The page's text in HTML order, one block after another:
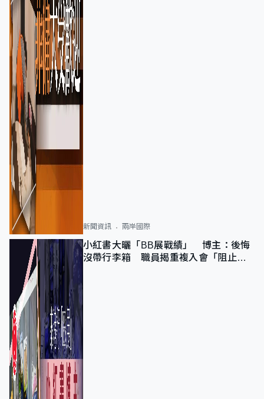
新聞資訊 兩岸國際
小紅書大曬「BB展戰績」 博主：後悔
沒帶行李箱 職員揭重複入會「阻止唔